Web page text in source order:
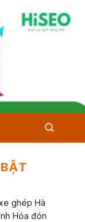
ghép Hà
Hóa đón